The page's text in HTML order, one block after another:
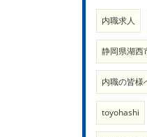
内職求人
静岡県湖西
内職の皆様
toyohashi